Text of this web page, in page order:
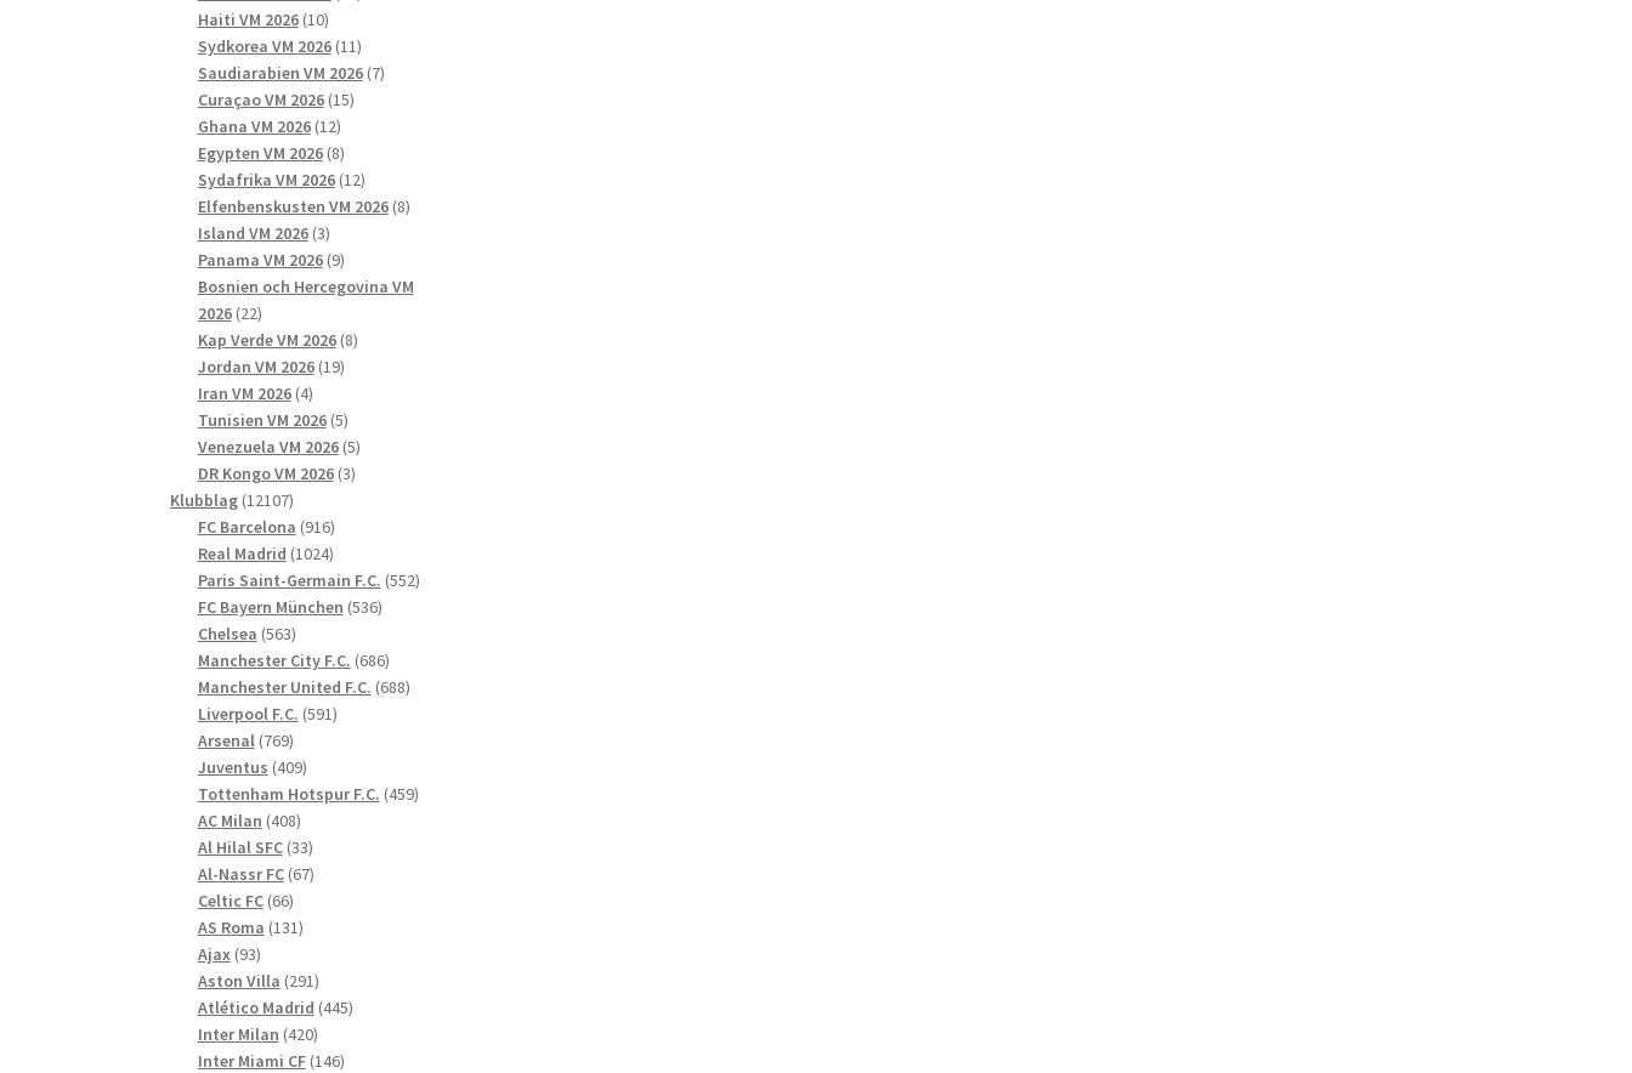
Haiti VM 2026 1010
produkter
Sydkorea VM 2026 1111
produkter
Saudiarabien VM 2026 77
Curaçao VM 2026 1515
Ghana VM 2026 1212
produkter
Egypten VM 2026 88
produkter
Sydafrika VM 2026 1212
produkter
Elfenbenskusten VM 2026 88
Island VM 2026 33
produkter
Panama VM 2026 99
produkter
Bosnien och Hercegovina VM
2026 2222
produkter
Kap Verde VM 2026 88
Jordan VM 2026 1919
Iran VM 2026 44
produkter
Tunisien VM 2026 55
produkter
Venezuela VM 2026 55
produkter
DR Kongo VM 2026 33
Klubblag 1210712107
produkter
FC Barcelona 916916
produkter
Real Madrid 10241024
produkter
Paris Saint-Germain F.C. 552552
FC Bayern München 536536
Chelsea 563563
produkter
Manchester City F.C. 686686
produkter
Manchester United F.C. 688688
Liverpool F.C. 591591
Arsenal 769769
produkter
Juventus 409409
produkter
Tottenham Hotspur F.C. 459459
AC Milan 408408
produkter
Al Hilal SFC 3333
produkter
Al-Nassr FC 6767
Celtic FC 6666
produkter
AS Roma 131131
Ajax 9393
produkter
Aston Villa 291291
produkter
Atlético Madrid 445445
Inter Milan 420420
produkter
Inter Miami CF 146146